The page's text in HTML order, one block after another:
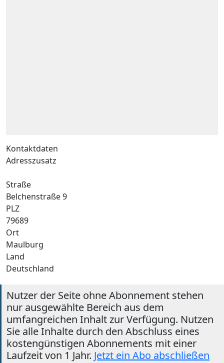
Kontaktdaten
Adresszusatz
Straße
Belchenstraße 9
PLZ
79689
Ort
Maulburg
Land
Deutschland
Nutzer der Seite ohne Abonnement stehen
nur ausgewählte Bereich aus dem
umfangreichen Inhalt zur Verfügung. Nutzen
Sie alle Inhalte durch den Abschluss eines
kostengünstigen Abonnements mit einer
Laufzeit von 1 Jahr. Jetzt ein Abo abschließen